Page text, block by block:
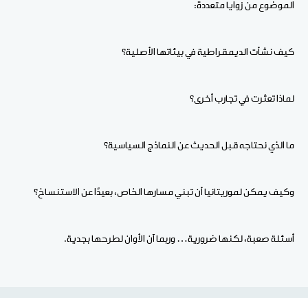
الموضوع من زوايا متعددة:
كيف نشأت الديمقراطية في بيئاتها الأصلية؟
لماذا تعثرت في تجارب أخرى؟
ما الذي نحتاجه قبل الحديث عن النماذج السياسية؟
وكيف يمكن لموريتانيا أن تبني مسارها الخاص، بعيدًا عن الاستنساخ؟
أسئلة صعبة، لكنها ضرورية… وربما آن الأوان لطرحها بجدية.